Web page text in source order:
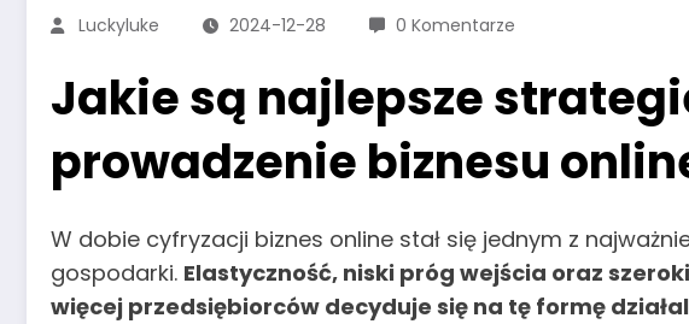
Luckyluke
2024-12-28 0 Komentarze
Jakie są najlepsze
prowadzenie biznesu
W dobie cyfryzacji biznes online stał się jednym z
gospodarki. Elastyczność, niski próg wejścia oraz
więcej przedsiębiorców decyduje się na tę formę